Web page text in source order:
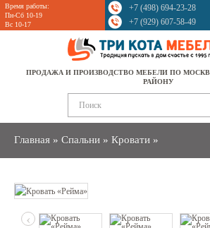
Время работы:
Пн-Сб 10-19
Вс 10-17
+7 (498) 694-23-28
+7 (929) 607-58-49
ПРОДАЖА И ПРОИЗВОДСТВО МЕБЕЛИ ПО
РАЙОНУ
Главная » Спальни » Кровати »
Sale
‹